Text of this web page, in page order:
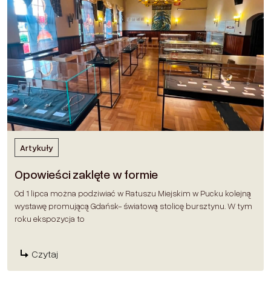
Artykuły
Opowieści zaklęte w formie
Od 1 lipca można podziwiać w Ratuszu Miejskim w Pucku kolejną
wystawę promującą Gdańsk- światową stolicę bursztynu. W tym
roku ekspozycja to
Czytaj